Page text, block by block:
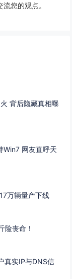
您的观点。
背后隐藏真相曝
Win7 网友直呼天
万辆量产下线
险丧命！
真实IP与DNS信